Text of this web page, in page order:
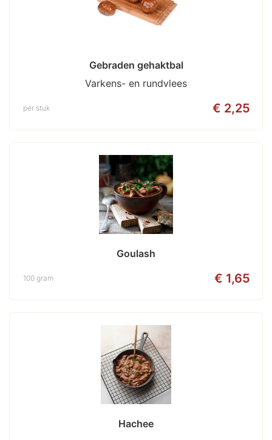
Gebraden gehaktbal
Varkens- en rundvlees
€ 2,25
per stuk
Goulash
€ 1,65
100 gram
Hachee